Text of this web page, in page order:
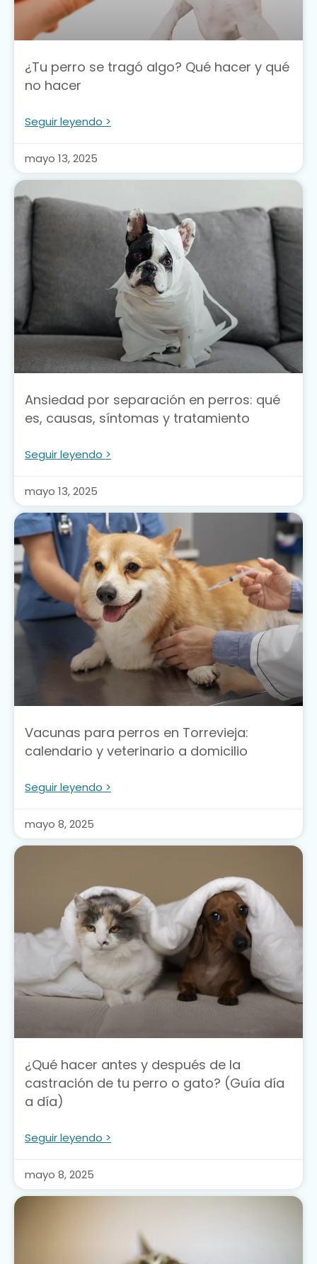
¿Tu perro se tragó algo? Qué hacer y qué
no hacer
Seguir leyendo >
mayo 13, 2025
Ansiedad por separación en perros: qué
es, causas, síntomas y tratamiento
Seguir leyendo >
mayo 13, 2025
Vacunas para perros en Torrevieja:
calendario y veterinario a domicilio
Seguir leyendo >
mayo 8, 2025
¿Qué hacer antes y después de la
castración de tu perro o gato? (Guía día
a día)
Seguir leyendo >
mayo 8, 2025